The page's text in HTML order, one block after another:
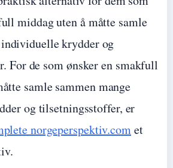
middag uten å måtte samle
individuelle krydder og
For de som ønsker en smakfull
samle sammen mange
og tilsetningsstoffer, er
norgeperspektiv.comet